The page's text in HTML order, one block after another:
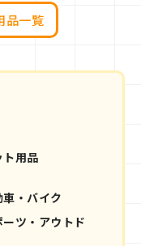
品一覧
ト用品
車・バイク
ーツ・アウトド